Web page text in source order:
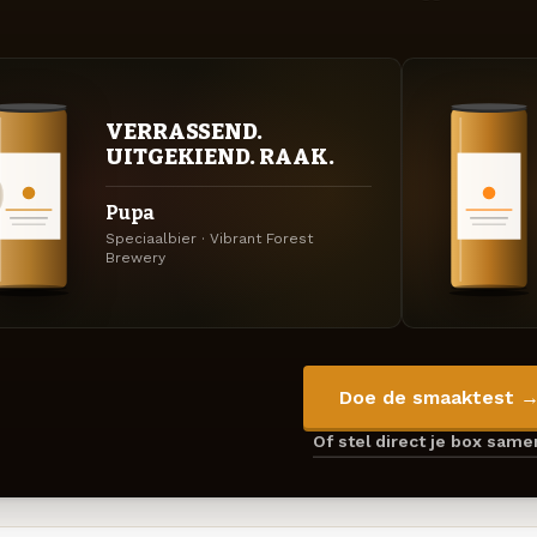
VERRASSEND.
UITGEKIEND. RAAK.
Pupa
Speciaalbier · Vibrant Forest
Brewery
Doe de smaaktest →
Of stel direct je box